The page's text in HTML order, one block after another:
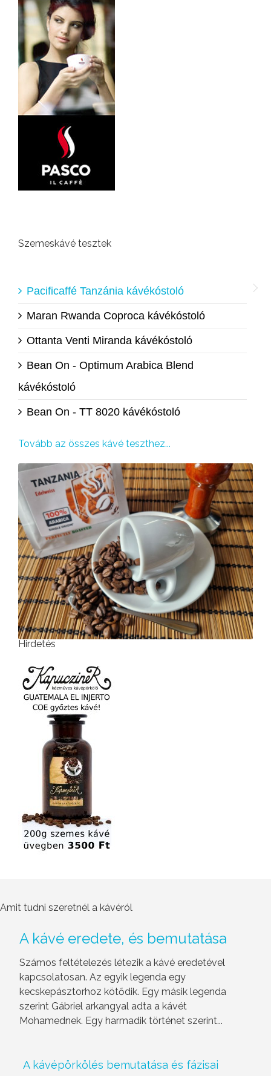
Szemeskávé tesztek
Tovább az összes kávé teszthez...
Pacificaffé Tanzánia kávékóstoló
Maran Rwanda Coproca kávékóstoló
Ottanta Venti Miranda kávékóstoló
Bean On - Optimum Arabica Blend
kávékóstoló
Bean On - TT 8020 kávékóstoló
Hirdetés
Amit tudni szeretnél a kávéról
A kávé eredete, és bemutatása
Számos feltételezés létezik a kávé eredetével
kapcsolatosan. Az egyik legenda egy
kecskepásztorhoz kötődik. Egy másik legenda
szerint Gábriel arkangyal adta a kávét
Mohamednek. Egy harmadik történet szerint...
A kávépörkölés bemutatása és fázisai